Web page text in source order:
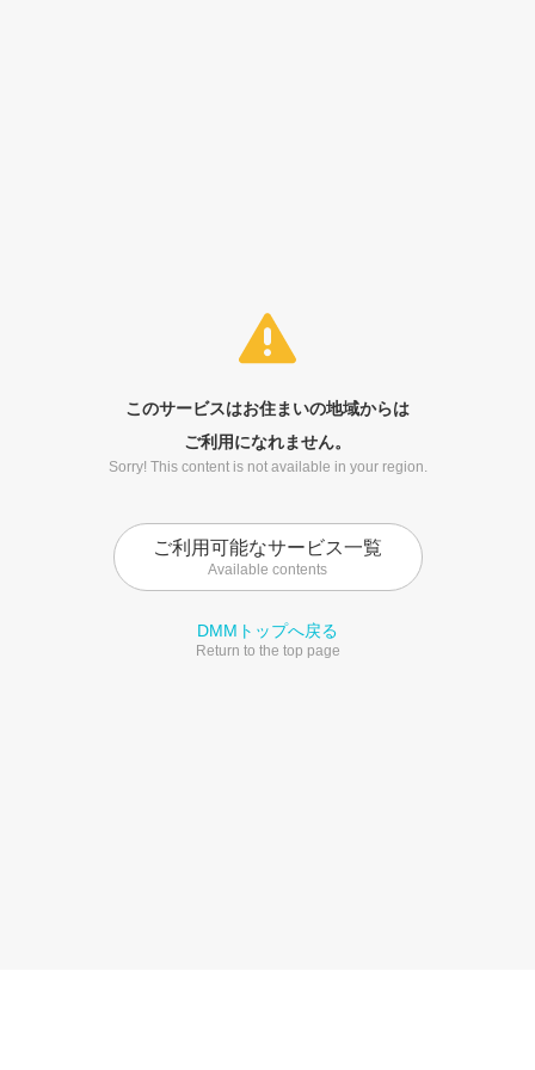
このサービスはお住まいの地域からは
ご利用になれません。
Sorry! This content is not available in your region.
ご利用可能なサービス一覧
Available contents
DMMトップへ戻る
Return to the top page